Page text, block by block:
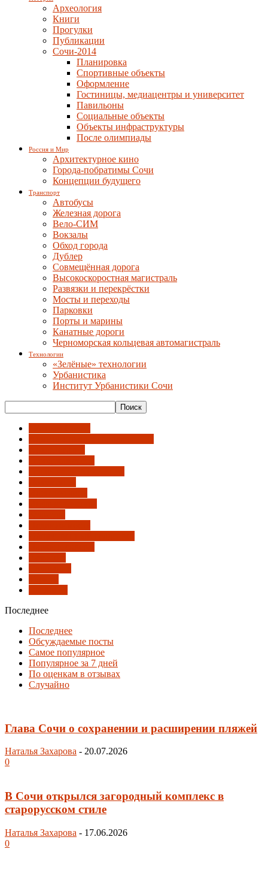
Археология
Книги
Прогулки
Публикации
Сочи-2014
Планировка
Спортивные объекты
Оформление
Гостиницы, медиацентры и университет
Павильоны
Социальные объекты
Объекты инфраструктуры
После олимпиады
Россия и Мир
Архитектурное кино
Города-побратимы Сочи
Концепции будущего
Транспорт
Автобусы
Железная дорога
Вело-СИМ
Вокзалы
Обход города
Дублер
Совмещённая дорога
Высокоскоростная магистраль
Развязки и перекрёстки
Мосты и переходы
Парковки
Порты и марины
Канатные дороги
Черноморская кольцевая автомагистраль
Технологии
«Зелёные» технологии
Урбанистика
Институт Урбанистики Сочи
Последнее
Последнее
Обсуждаемые посты
Самое популярное
Популярное за 7 дней
По оценкам в отзывах
Случайно
Глава Сочи о сохранении и расширении пляжей
Наталья Захарова - 20.07.2026
0
В Сочи открылся загородный комплекс в
старорусском стиле
Наталья Захарова - 17.06.2026
0